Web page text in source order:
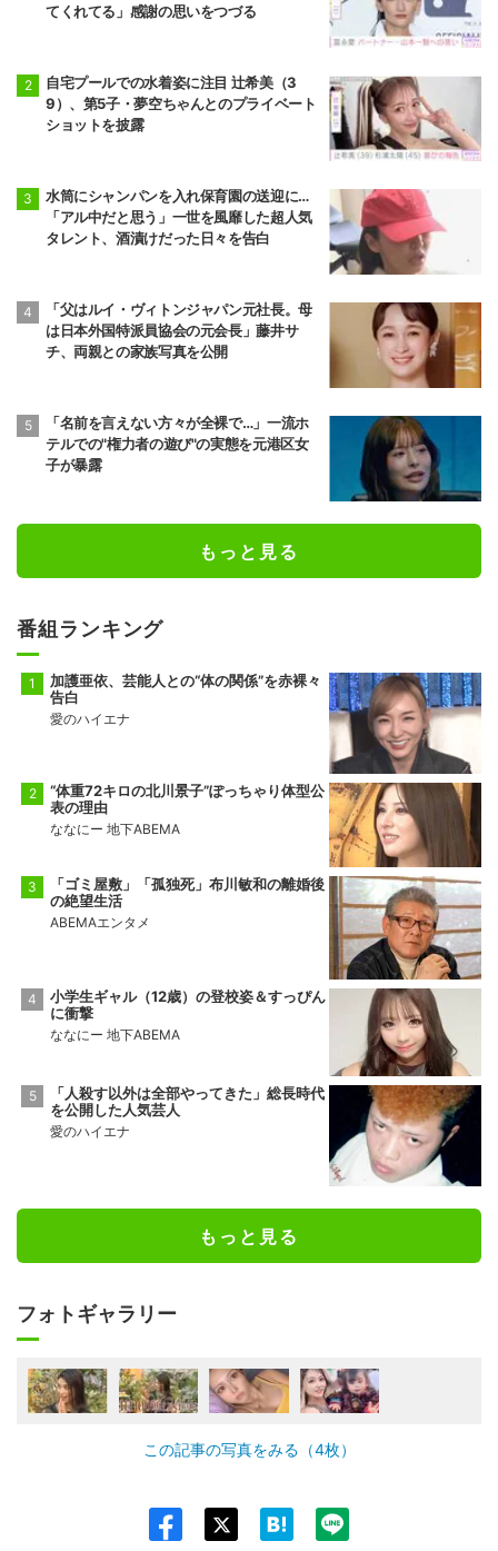
てくれてる」感謝の思いをつづる
自宅プールでの水着姿に注目 辻希美（3
9）、第5子・夢空ちゃんとのプライベート
ショットを披露
水筒にシャンパンを入れ保育園の送迎に…
「アル中だと思う」一世を風靡した超人気
タレント、酒漬けだった日々を告白
「父はルイ・ヴィトンジャパン元社長。母
は日本外国特派員協会の元会長」藤井サ
チ、両親との家族写真を公開
「名前を言えない方々が全裸で…」一流ホ
テルでの"権力者の遊び"の実態を元港区女
子が暴露
もっと見る
番組ランキング
加護亜依、芸能人との“体の関係”を赤裸々
告白
愛のハイエナ
“体重72キロの北川景子”ぽっちゃり体型公
表の理由
ななにー 地下ABEMA
「ゴミ屋敷」「孤独死」布川敏和の離婚後
の絶望生活
ABEMAエンタメ
小学生ギャル（12歳）の登校姿＆すっぴん
に衝撃
ななにー 地下ABEMA
「人殺す以外は全部やってきた」総長時代
を公開した人気芸人
愛のハイエナ
もっと見る
フォトギャラリー
この記事の写真をみる（4枚）